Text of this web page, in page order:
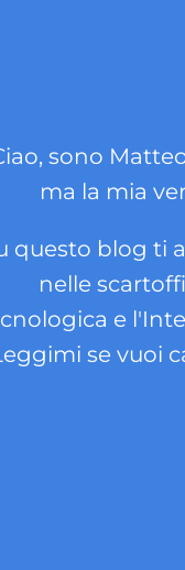
sono
ma la mia
questo blog ti
nelle
e
se vuoi